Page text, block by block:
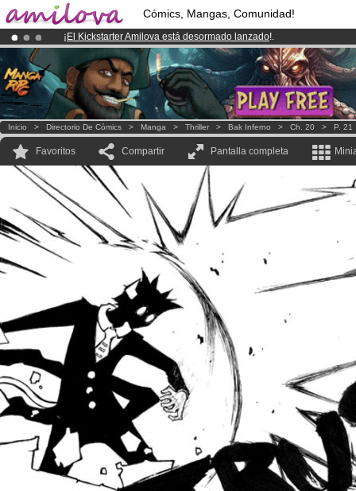
Cómics, Mangas, Comunidad!
¡ El Kickstarter Amilova está desormado lanzado!.
¡Ya tenemos 134393miembrosy 1208Cómics y Mangas!.
¡Conviertete en Premium por3.95 euros al mes!Hazte Premium ya
Inicio > Directorio De Cómics > Manga > Thriller > Bak Inferno > Ch. 20 > P. 21
Favoritos Compartir Pantalla completa